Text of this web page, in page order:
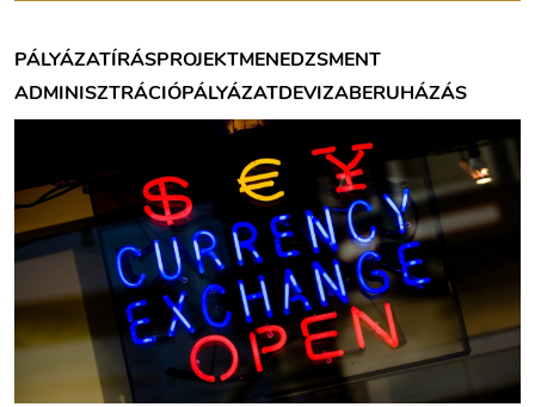
PÁLYÁZATÍRÁSPROJEKTMENEDZSMENT
ADMINISZTRÁCIÓPÁLYÁZATDEVIZABERUHÁZÁS